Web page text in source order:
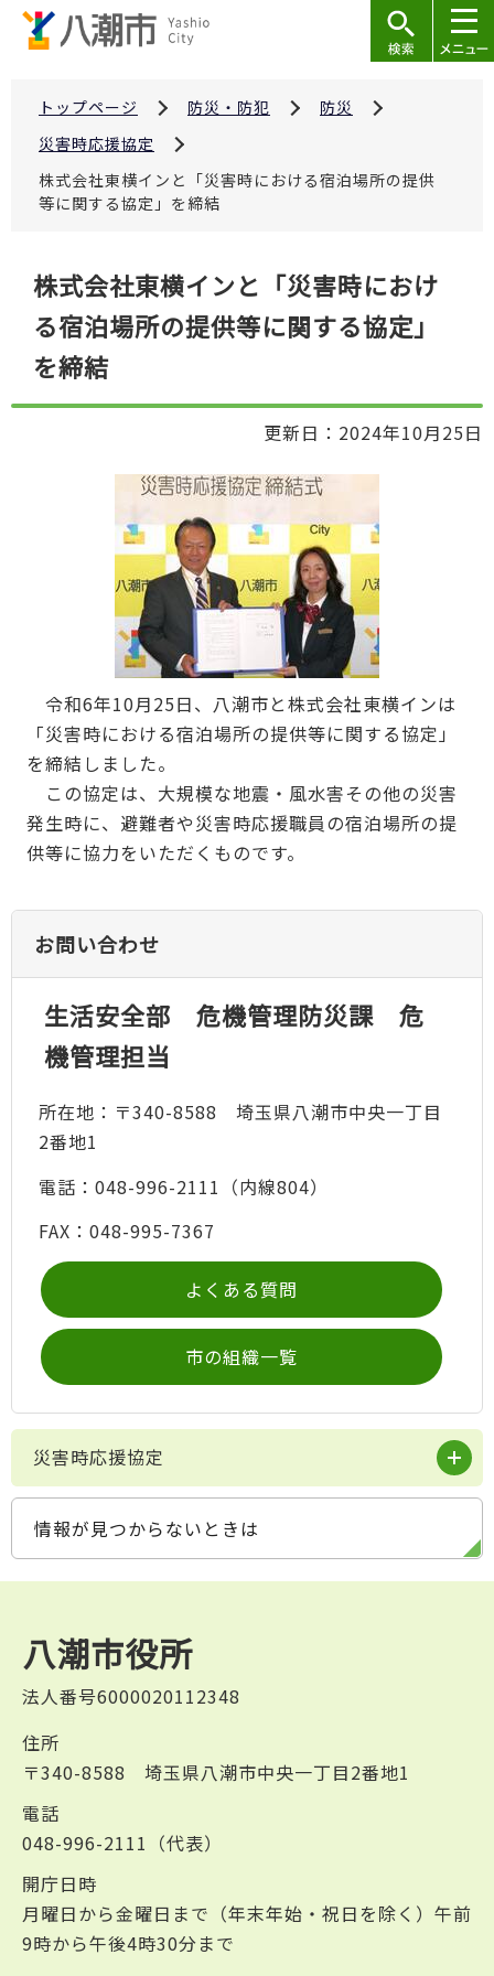
トップページ 防災・防犯
防災
災害時応援協定
株式会社東横インと「災害時における宿泊場所の提供
等に関する協定」を締結
ら
株式会社東横インと「災害時におけ
る宿泊場所の提供等に関する協定」
を締結
更新日：2024年10月25日
令和6年10月25日、八潮市と株式会社東横インは
「災害時における宿泊場所の提供等に関する協定」
を締結しました。
この協定は、大規模な地震・風水害その他の災害
発生時に、避難者や災害時応援職員の宿泊場所の提
供等に協力をいただくものです。
お問い合わせ
生活安全部 危機管理防災課 危
機管理担当
所在地：〒340-8588 埼玉県八潮市中央一丁目
2番地1
電話：048-996-2111（内線804）
FAX：048-995-7367
よくある質問
市の組織一覧
災害時応援協定
情報が見つからないときは
八潮市役所
法人番号6000020112348
住所
〒340-8588 埼玉県八潮市中央一丁目2番地1
電話
048-996-2111（代表）
開庁日時
月曜日から金曜日まで（年末年始・祝日を除く）午前
9時から午後4時30分まで